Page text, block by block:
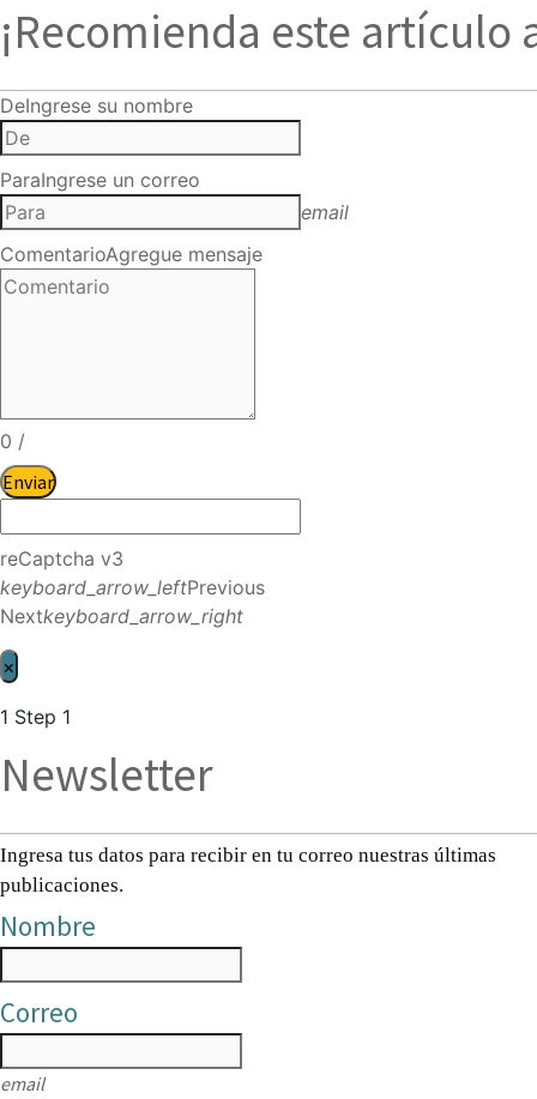
¡Recomienda este artículo
DeIngrese su nombre
ParaIngrese un correo
email
ComentarioAgregue mensaje
0 /
Enviar
reCaptcha v3
keyboard_arrow_leftPrevious
Nextkeyboard_arrow_right
×
1 Step 1
Newsletter
Ingresa tus datos para recibir en tu correo nuestras últimas
publicaciones.
Nombre
Correo
email